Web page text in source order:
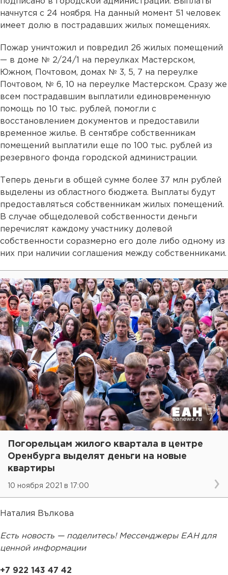
начнутся с 24 ноября. На данный момент 51 человек
имеет долю в пострадавших жилых помещениях.
Пожар уничтожил и повредил 26 жилых помещений
— в доме № 2/24/1 на переулках Мастерском,
Южном, Почтовом, домах № 3, 5, 7 на переулке
Почтовом, № 6, 10 на переулке Мастерском. Сразу же
всем пострадавшим выплатили единовременную
помощь по 10 тыс. рублей, помогли с
восстановлением документов и предоставили
временное жилье. В сентябре собственникам
помещений выплатили еще по 100 тыс. рублей из
резервного фонда городской администрации.
Теперь деньги в общей сумме более 37 млн рублей
выделены из областного бюджета. Выплаты будут
предоставляться собственникам жилых помещений.
В случае общедолевой собственности деньги
перечислят каждому участнику долевой
собственности соразмерно его доле либо одному из
них при наличии соглашения между собственниками.
Погорельцам жилого квартала в центре
Оренбурга выделят деньги на новые
квартиры
10 ноября 2021 в 17:00
Наталия Вълкова
Есть новость — поделитесь! Мессенджеры ЕАН для
ценной информации
+7 922 143 47 42